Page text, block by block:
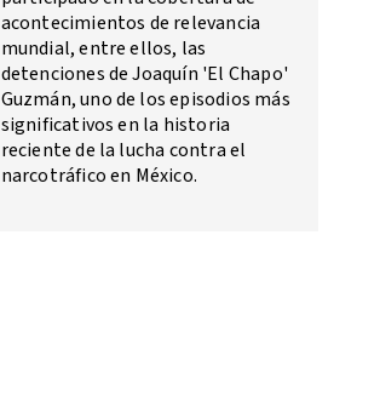
acontecimientos de relevancia
mundial, entre ellos, las
detenciones de Joaquín 'El Chapo'
Guzmán, uno de los episodios más
significativos en la historia
reciente de la lucha contra el
narcotráfico en México.